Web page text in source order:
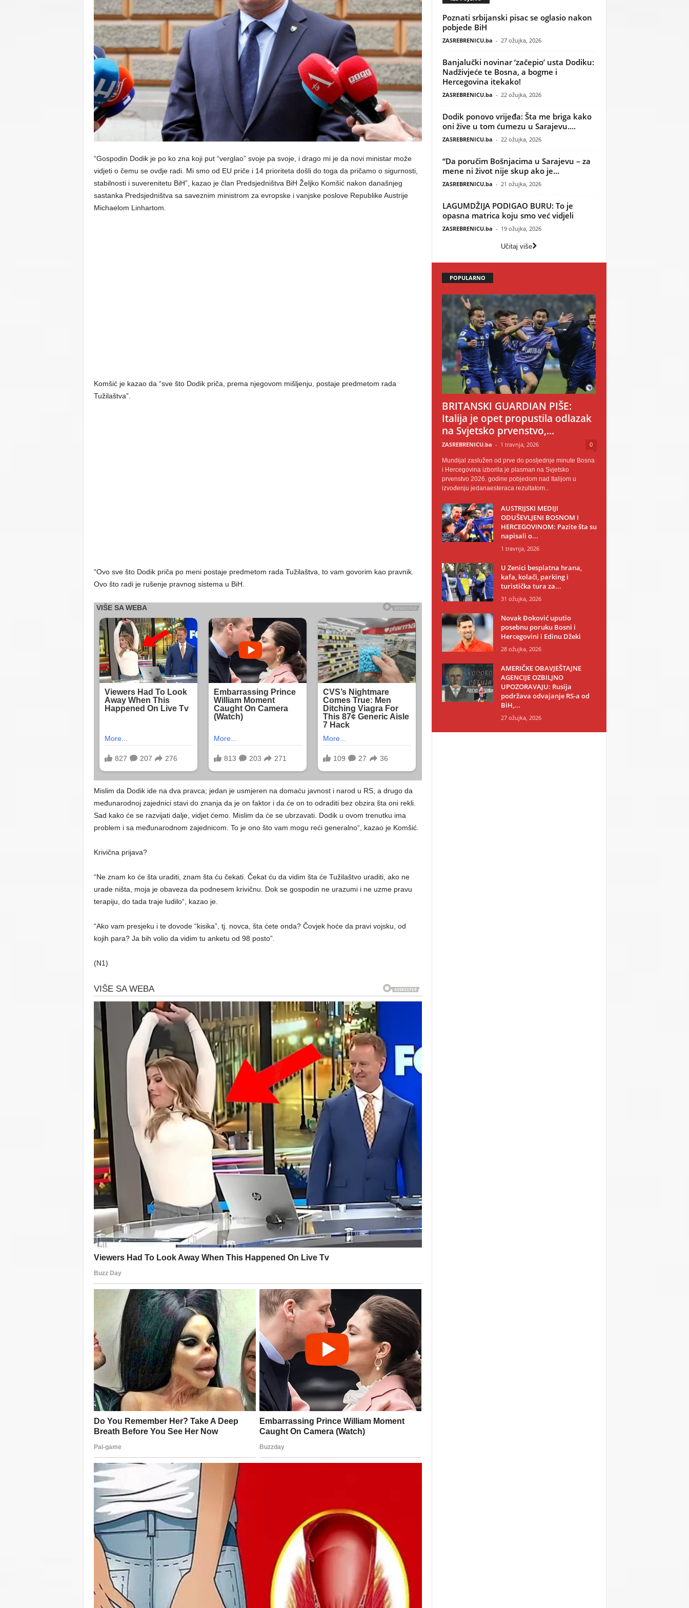
C
U
“Gospodin Dodik je po ko zna koji put “verglao” svoje pa svoje, i drago mi je da novi ministar može
vidjeti o čemu se ovdje radi. Mi smo od EU priče i 14 prioriteta došli do toga da pričamo o sigurnosti,
stabilnosti i suverenitetu BiH”, kazao je član Predsjedništva BiH Željko Komšić nakon današnjeg
sastanka Predsjedništva sa saveznim ministrom za evropske i vanjske poslove Republike Austrije
Michaelom Linhartom.
Komšić je kazao da “sve što Dodik priča, prema njegovom mišljenju, postaje predmetom rada
Tužilaštva”.
“Ovo sve što Dodik priča po meni postaje predmetom rada Tužilaštva, to vam govorim kao pravnik.
Ovo što radi je rušenje pravnog sistema u BiH.
Mislim da Dodik ide na dva pravca; jedan je usmjeren na domaću javnost i narod u RS, a drugo da
međunarodnoj zajednici stavi do znanja da je on faktor i da će on to odraditi bez obzira šta oni rekli.
Sad kako će se razvijati dalje, vidjet ćemo. Mislim da će se ubrzavati. Dodik u ovom trenutku ima
problem i sa međunarodnom zajednicom. To je ono što vam mogu reći generalno“, kazao je Komšić.
Krivična prijava?
“Ne znam ko će šta uraditi, znam šta ću čekati. Čekat ću da vidim šta će Tužilaštvo uraditi, ako ne
urade ništa, moja je obaveza da podnesem krivičnu. Dok se gospodin ne urazumi i ne uzme pravu
terapiju, do tada traje ludilo“, kazao je.
“Ako vam presjeku i te dovode “kisika”, tj. novca, šta ćete onda? Čovjek hoće da pravi vojsku, od
kojih para? Ja bih volio da vidim tu anketu od 98 posto”.
(N1)
Poznati srbijanski pisac se oglasio nakon
pobjede BiH
ZASREBRENICU.ba - 27 ožujka, 2026
Banjalučki novinar ‘začepio’ usta Dodiku:
Nadživjeće te Bosna, a bogme i
Hercegovina itekako!
ZASREBRENICU.ba - 22 ožujka, 2026
Dodik ponovo vrijeđa: Šta me briga kako
oni žive u tom ćumezu u Sarajevu....
ZASREBRENICU.ba - 22 ožujka, 2026
“Da poručim Bošnjacima u Sarajevu – za
mene ni život nije skup ako je...
ZASREBRENICU.ba - 21 ožujka, 2026
LAGUMDŽIJA PODIGAO BURU: To je
opasna matrica koju smo već vidjeli
ZASREBRENICU.ba - 19 ožujka, 2026
Učitaj više
POPULARNO
BRITANSKI GUARDIAN PIŠE:
Italija je opet propustila odlazak
na Svjetsko prvenstvo,...
ZASREBRENICU.ba - 1 travnja, 2026 0
Mundijal zaslužen od prve do posljednje minute Bosna
i Hercegovina izborila je plasman na Svjetsko
prvenstvo 2026. godine pobjedom nad Italijom u
izvođenju jedanaesteraca rezultatom...
AUSTRIJSKI MEDIJI
ODUŠEVLJENI BOSNOM I
HERCEGOVINOM: Pazite šta su
napisali o...
1 travnja, 2026
U Zenici besplatna hrana,
kafa, kolači, parking i
turistička tura za...
31 ožujka, 2026
Novak Đoković uputio
posebnu poruku Bosni i
Hercegovini i Edinu Džeki
28 ožujka, 2026
AMERIČKE OBAVJEŠTAJNE
AGENCIJE OZBILJNO
UPOZORAVAJU: Rusija
podržava odvajanje RS-a od
BiH,...
27 ožujka, 2026